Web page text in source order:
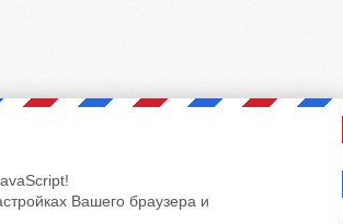
Вашего браузера и